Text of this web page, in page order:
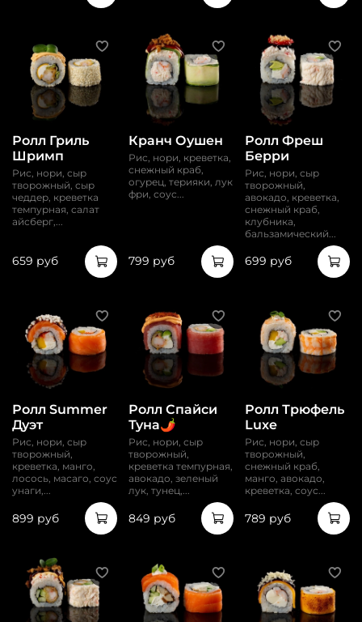
Ролл Гриль
Шримп
Рис, нори, сыр
творожный, сыр
чеддер, креветка
темпурная, салат
айсберг,...
659 руб
Кранч Оушен
Рис, нори, креветка,
снежный краб,
огурец, терияки, лук
фри, соус...
799 руб
Ролл Фреш
Берри
Рис, нори, сыр
творожный,
авокадо, креветка,
снежный краб,
клубника,
бальзамический...
699 руб
Ролл Summer
Дуэт
Рис, нори, сыр
творожный,
креветка, манго,
лосось, масаго, соус
унаги,...
899 руб
Ролл Спайси
Туна🌶️
Рис, нори, сыр
творожный,
креветка темпурная,
авокадо, зеленый
лук, тунец,...
849 руб
Ролл Трюфель
Luxe
Рис, нори, сыр
творожный,
снежный краб,
манго, авокадо,
креветка, соус...
789 руб